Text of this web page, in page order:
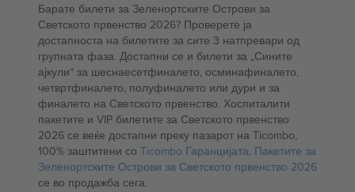
Барате билети за Зеленортските Острови за
Светското првенство 2026? Проверете ја
достапноста на билетите за сите 3 натпревари од
групната фаза. Достапни се и билети за „Сините
ајкули“ за шеснаесетфиналето, осминафиналето,
четвртфиналето, полуфиналето или дури и за
финалето на Светското првенство. Хоспиталити
пакетите и VIP билетите за Светското првенство
2026 се веќе достапни преку пазарот на Ticombo,
100% заштитени со Ticombo Гаранцијата. Пакетите за
Зеленортските Острови за Светското првенство 2026
се во продажба сега.